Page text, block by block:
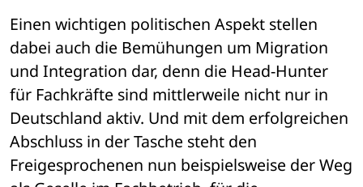
Einen wichtigen politischen Aspekt stellen
dabei auch die Bemühungen um Migration
und Integration dar, denn die Head-Hunter
für Fachkräfte sind mittlerweile nicht nur in
Deutschland aktiv. Und mit dem erfolgreichen
Abschluss in der Tasche steht den
Freigesprochenen nun beispielsweise der Weg